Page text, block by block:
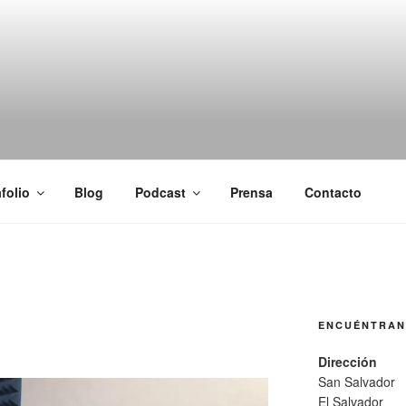
Blog Podcast Prensa Contacto
Dirección
San Salvador
El Salvador